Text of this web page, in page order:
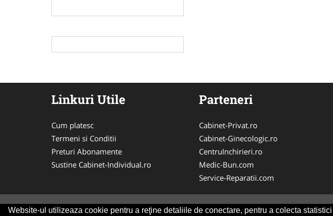
Website-ul utilizeaza cookie pentru a reţine detaliile de conectare, pentru a colecta
Linkuri Utile
Cum platesc
Termeni si Conditii
Preturi Abonamente
Sustine Cabinet-Individual.ro
Parteneri
Cabinet-Privat.ro
Cabinet-Ginecologic.ro
CentruInchirieri.ro
Medic-Bun.com
Service-Reparatii.com
© 2014-2026 Powered byVilonMedia& Tokaido Consult-ANPC SOL